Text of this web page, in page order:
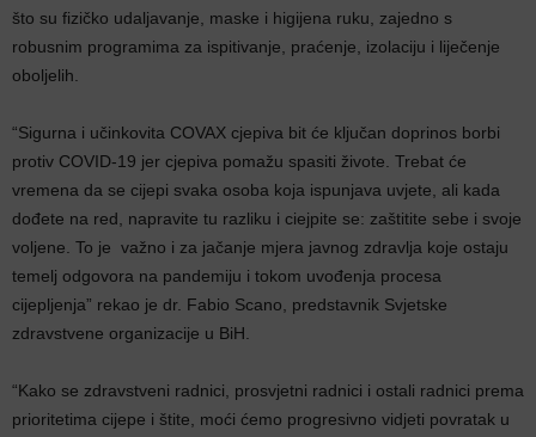
što su fizičko udaljavanje, maske i higijena ruku, zajedno s
robusnim programima za ispitivanje, praćenje, izolaciju i liječenje
oboljelih.
“Sigurna i učinkovita COVAX cjepiva bit će ključan doprinos borbi
protiv COVID-19 jer cjepiva pomažu spasiti živote. Trebat će
vremena da se cijepi svaka osoba koja ispunjava uvjete, ali kada
dođete na red, napravite tu razliku i ciejpite se: zaštitite sebe i svoje
voljene. To je važno i za jačanje mjera javnog zdravlja koje ostaju
temelj odgovora na pandemiju i tokom uvođenja procesa
cijepljenja” rekao je dr. Fabio Scano, predstavnik Svjetske
zdravstvene organizacije u BiH.
“Kako se zdravstveni radnici, prosvjetni radnici i ostali radnici prema
prioritetima cijepe i štite, moći ćemo progresivno vidjeti povratak u